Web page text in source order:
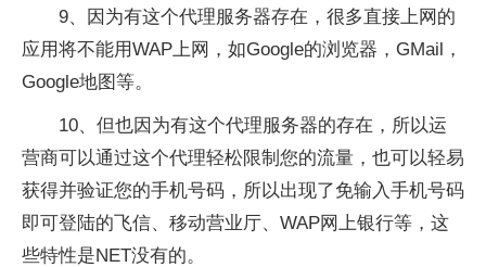
9、因为有这个代理服务器存在，很多直接上网的
应用将不能用WAP上网，如Google的浏览器，GMail，
Google地图等。
10、但也因为有这个代理服务器的存在，所以运
营商可以通过这个代理轻松限制您的流量，也可以轻易
获得并验证您的手机号码，所以出现了免输入手机号码
即可登陆的飞信、移动营业厅、WAP网上银行等，这
些特性是NET没有的。